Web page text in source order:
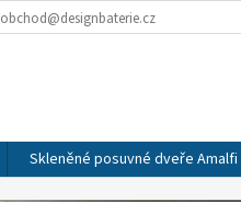
obchod@designbaterie.cz
Skleněné posuvné dveře Amalfi